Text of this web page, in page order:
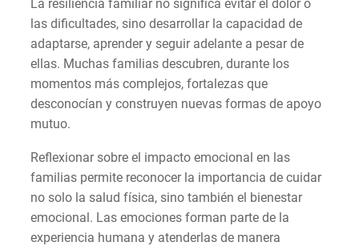
La resiliencia familiar no significa evitar el dolor o
las dificultades, sino desarrollar la capacidad de
adaptarse, aprender y seguir adelante a pesar de
ellas. Muchas familias descubren, durante los
momentos más complejos, fortalezas que
desconocían y construyen nuevas formas de apoyo
mutuo.
Reflexionar sobre el impacto emocional en las
familias permite reconocer la importancia de cuidar
no solo la salud física, sino también el bienestar
emocional. Las emociones forman parte de la
experiencia humana y atenderlas de manera